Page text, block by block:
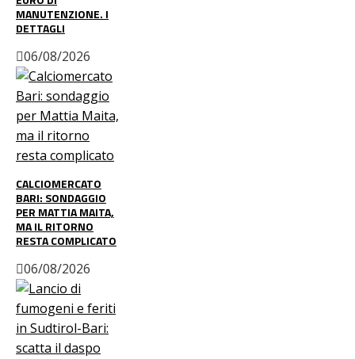
MANUTENZIONE. I
DETTAGLI
06/08/2026
CALCIOMERCATO
BARI: SONDAGGIO
PER MATTIA MAITA,
MA IL RITORNO
RESTA COMPLICATO
06/08/2026